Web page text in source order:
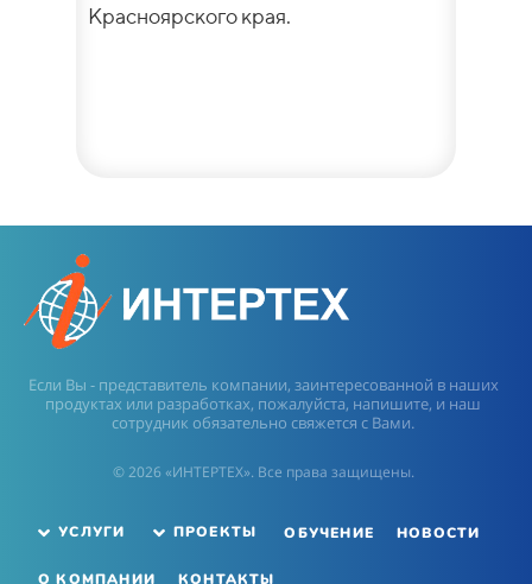
Красноярского края.
Если Вы - представитель компании, заинтересованной в наших
продуктах или разработках, пожалуйста, напишите, и наш
сотрудник обязательно свяжется с Вами.
© 2026 «ИНТЕРТЕХ». Все права защищены.
УСЛУГИ ПРОЕКТЫ ОБУЧЕНИЕ НОВОСТИ
О КОМПАНИИ КОНТАКТЫ